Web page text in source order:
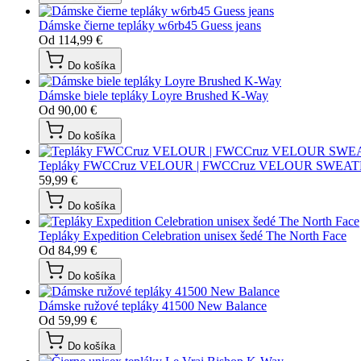
Dámske čierne tepláky w6rb45 Guess jeans
Od 114,99 €
Do košíka
Dámske biele tepláky Loyre Brushed K-Way
Od 90,00 €
Do košíka
Tepláky FWCCruz VELOUR | FWCCruz VELOUR
59,99 €
Do košíka
Tepláky Expedition Celebration unisex šedé The North Face
Od 84,99 €
Do košíka
Dámske ružové tepláky 41500 New Balance
Od 59,99 €
Do košíka